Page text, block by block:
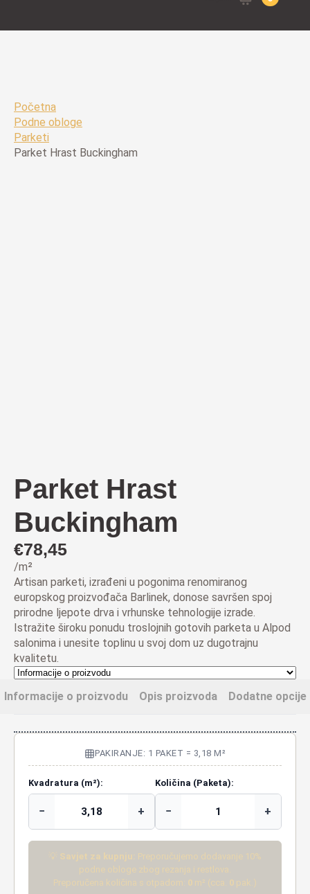
Početna
Podne obloge
Parketi
Parket Hrast Buckingham
Parket Hrast
Buckingham
€78,45
/m²
Artisan parketi, izrađeni u pogonima renomiranog
europskog proizvođača Barlinek, donose savršen spoj
prirodne ljepote drva i vrhunske tehnologije izrade.
Istražite široku ponudu troslojnih gotovih parketa u Alpod
salonima i unesite toplinu u svoj dom uz dugotrajnu
kvalitetu.
Informacije o proizvodu Opis proizvoda Dodatne opcije
PAKIRANJE: 1 PAKET = 3,18 M²
Kvadratura (m²):
− +
Količina (Paketa):
− +
💡 Savjet za kupnju: Preporučujemo dodavanje 10%
podne obloge zbog rezanja i restlova.
Preporučena količina s otpadom: 0 m² (cca. 0 pak.)